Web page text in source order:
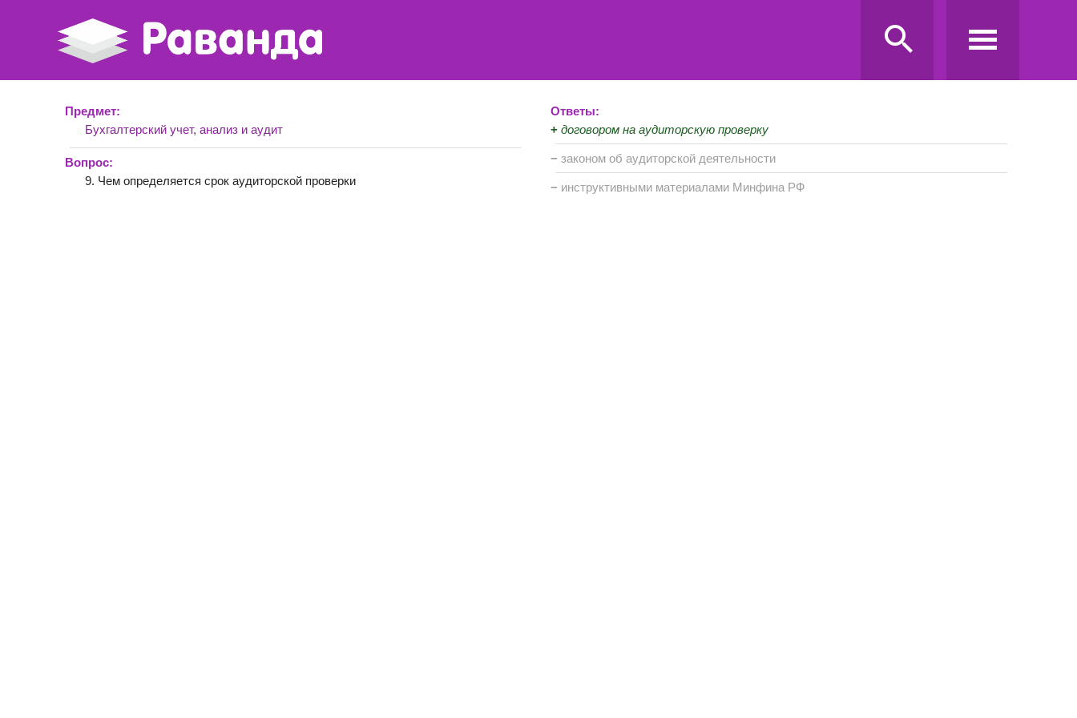
Предмет:
Бухгалтерский учет, анализ и аудит
Вопрос:
9. Чем определяется срок аудиторской проверки
Ответы:
+ договором на аудиторскую проверку
− законом об аудиторской деятельности
− инструктивными материалами Минфина РФ